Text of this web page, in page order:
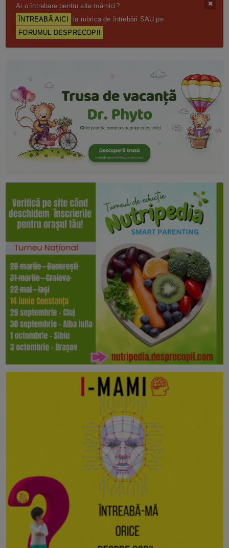
Ai o întrebare pentru alte mămici?
ÎNTREABĂ AICI
la rubrica de întrebări SAU pe
FORUMUL DESPRECOPII